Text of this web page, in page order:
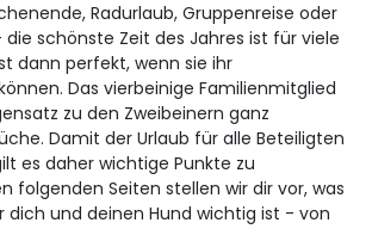
Radurlaub, Gruppenreise oder
die schönste Zeit des Jahres ist für viele
dann perfekt, wenn sie ihr
Das vierbeinige Familienmitglied
zu den Zweibeinern ganz
Damit der Urlaub für alle Beteiligten
es daher wichtige Punkte zu
folgenden Seiten stellen wir dir vor, was
dich und deinen Hund wichtig ist - von